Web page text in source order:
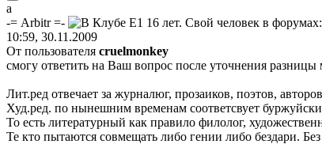
a
-= Arbitr =-
10:59, 30.11.2009
От пользователя сruelmonkey
смогу ответить на Ваш вопрос после уточнения
Лит.ред отвечает за журналюг, прозаиков, поэтов,
Худ.ред. по нынешним временам соответсвует
То есть литературный как правило филолог,
Те кто пытаются совмещать либо гении либо бездари.